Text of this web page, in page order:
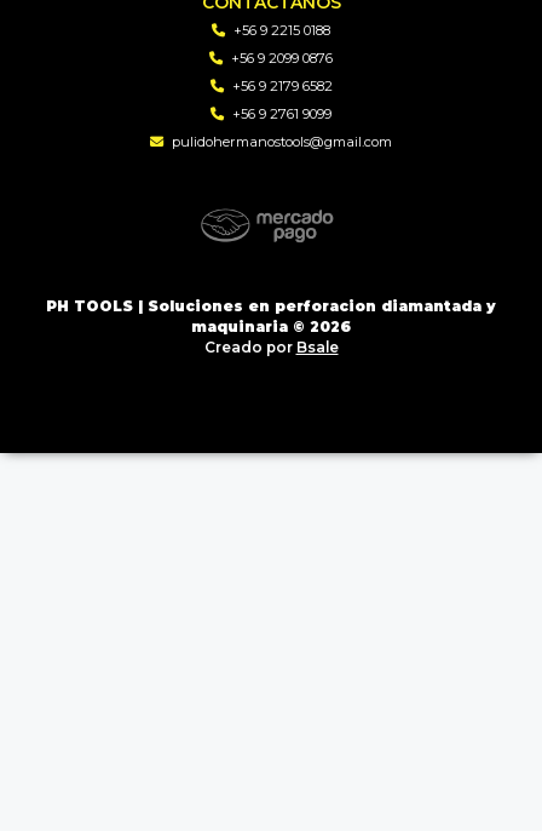
+56 9 2215 0188
+56 9 2099 0876
+56 9 2179 6582
+56 9 2761 9099
pulidohermanostools@gmail.com
PH TOOLS | Soluciones en perforacion diamantada y
maquinaria © 2026
Creado por Bsale